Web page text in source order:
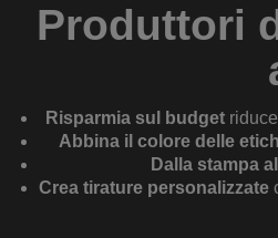
Produttori
Risparmia sul budget
Abbina il colore delle
Dalla stampa
Crea tirature personalizzate